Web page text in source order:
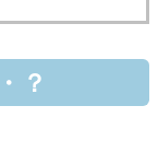
？